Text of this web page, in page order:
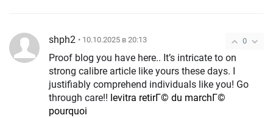
0
shph2 • 10.10.2025 в 20:13
Proof blog you have here.. It’s intricate to on
strong calibre article like yours these days. I
justifiably comprehend individuals like you! Go
through care!! levitra retirГ© du marchГ©
pourquoi